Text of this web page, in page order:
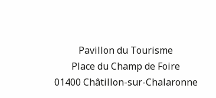
Pavillon du Tourisme
Place du Champ de Foire
01400 Châtillon-sur-Chalaronne